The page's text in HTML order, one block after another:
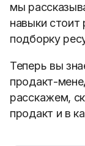
мы
навыки стоит
подборку
Теперь вы
продакт-
расскажем,
продакт и в